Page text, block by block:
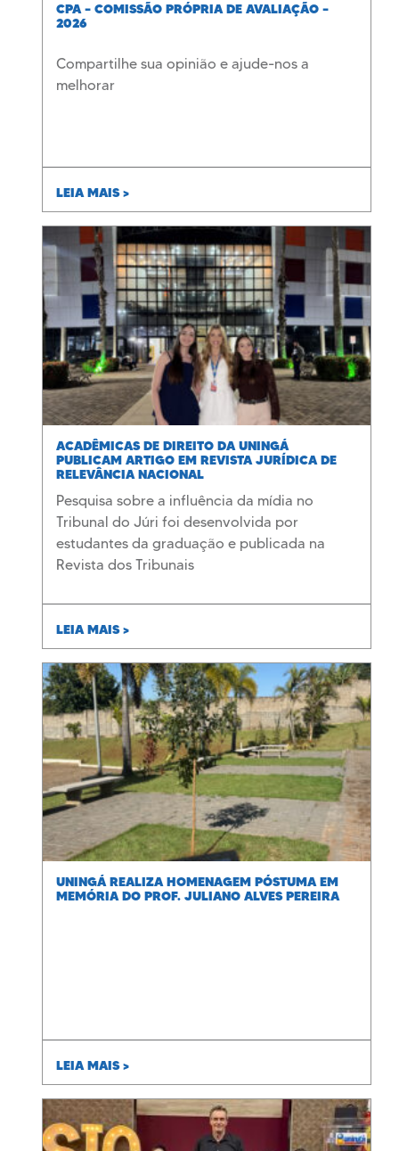
CPA – COMISSÃO PRÓPRIA DE AVALIAÇÃO –
2026
Compartilhe sua opinião e ajude-nos a
melhorar
LEIA MAIS >
ACADÊMICAS DE DIREITO DA UNINGÁ
PUBLICAM ARTIGO EM REVISTA JURÍDICA DE
RELEVÂNCIA NACIONAL
Pesquisa sobre a influência da mídia no
Tribunal do Júri foi desenvolvida por
estudantes da graduação e publicada na
Revista dos Tribunais
LEIA MAIS >
UNINGÁ REALIZA HOMENAGEM PÓSTUMA EM
MEMÓRIA DO PROF. JULIANO ALVES PEREIRA
LEIA MAIS >